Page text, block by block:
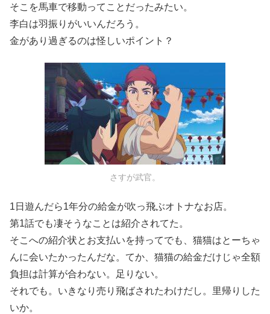
そこを馬車で移動ってことだったみたい。
李白は羽振りがいいんだろう。
金があり過ぎるのは怪しいポイント？
さすが武官。
1日遊んだら1年分の給金が吹っ飛ぶオトナなお店。
第1話でも凄そうなことは紹介されてた。
そこへの紹介状とお支払いを持ってでも、猫猫はとーちゃ
んに会いたかったんだな。てか、猫猫の給金だけじゃ全額
負担は計算が合わない。足りない。
それでも。いきなり売り飛ばされたわけだし。里帰りした
いか。